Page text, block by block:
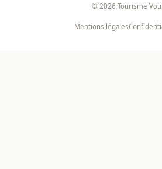
© 2026 Tourisme
Mentions légales